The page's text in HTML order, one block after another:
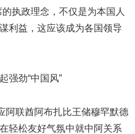
执政理念，不仅是为本国人
利益，这应该成为各国领导
阿联酋阿布扎比王储穆罕默德
轻松友好气氛中就中阿关系